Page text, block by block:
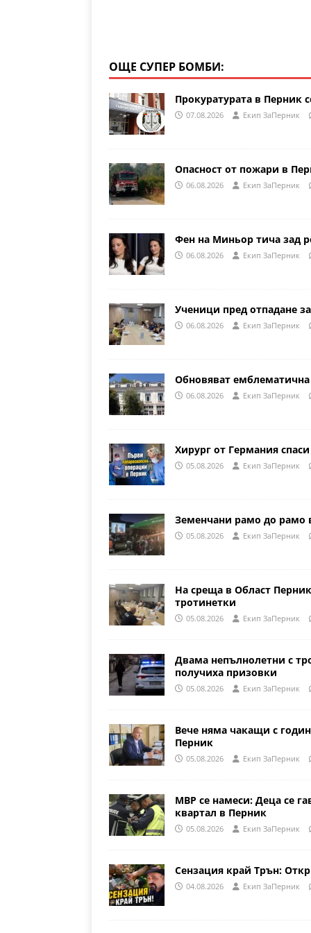
ОЩЕ СУПЕР БОМБИ:
Прокуратурата в Перник
07.08.2026 Eкип ЗаПерник
Опасност от пожари в
06.08.2026 Eкип ЗаПерник
Фен на Миньор тича зад
06.08.2026 Eкип ЗаПерник
Ученици пред отпадане
06.08.2026 Eкип ЗаПерник
Обновяват
06.08.2026 Eкип ЗаПерник
Хирург от Германия
05.08.2026 Eкип ЗаПерник
Земенчани рамо до рамо
05.08.2026 Eкип ЗаПерник
На среща в Област
тротинетки
05.08.2026 Eкип ЗаПерник
Двама непълнолетни с
получиха призовки
05.08.2026 Eкип ЗаПерник
Вече няма чакащи с
Перник
05.08.2026 Eкип ЗаПерник
МВР се намеси: Деца се
квартал в Перник
05.08.2026 Eкип ЗаПерник
Сензация край Трън:
04.08.2026 Eкип ЗаПерник